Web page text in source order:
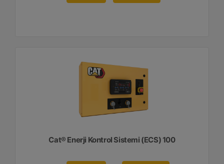
Cat® Enerji Kontrol Sistemi (ECS) 100